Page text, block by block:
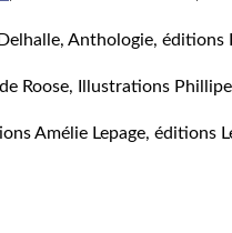
Anthologie, éditions
Roose, Illustrations
Amélie Lepage, éditions